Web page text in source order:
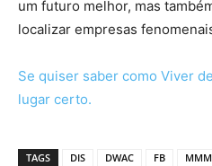
um futuro melhor, mas
localizar empresas
Se quiser saber como Viver
lugar certo.
TAGS DIS DWAC FB MMM